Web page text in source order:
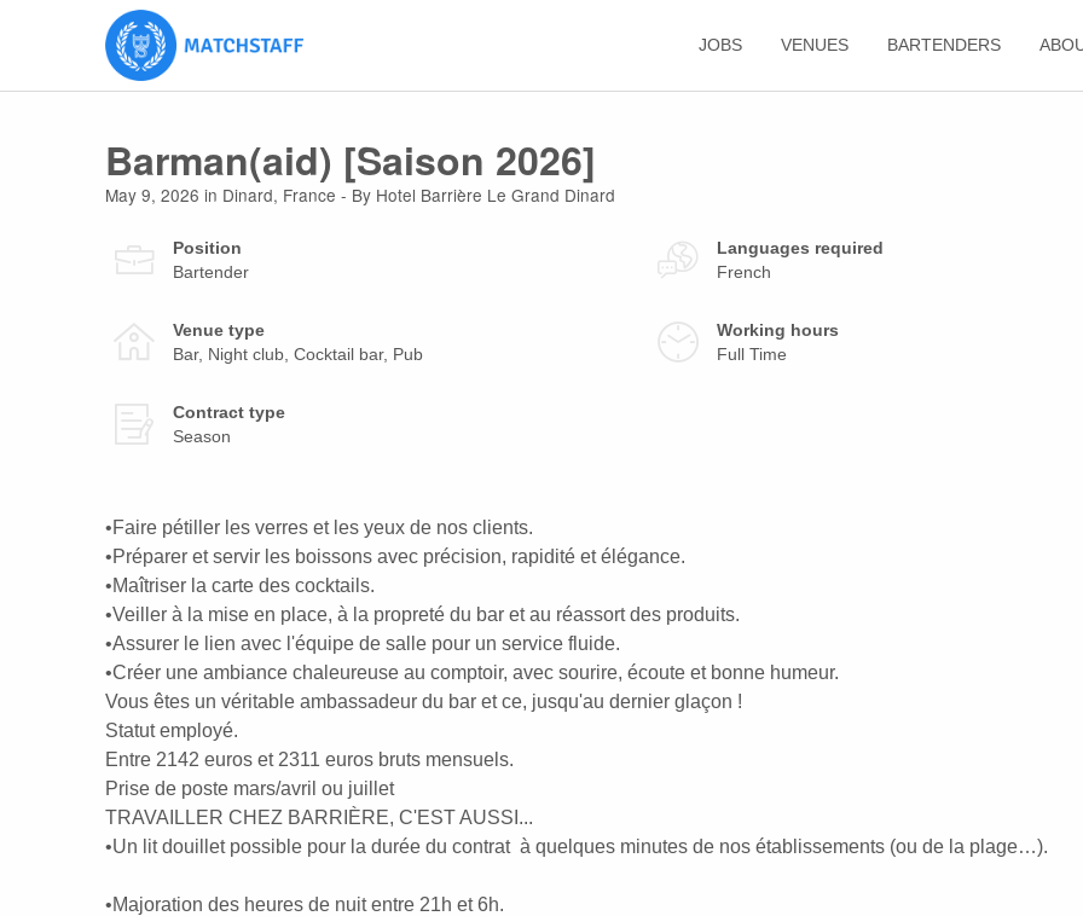
JOBS VENUES BARTENDERS
Barman(aid) [Saison 2026]
May 9, 2026 in Dinard, France - By Hotel Barrière Le Grand Dinard
Position
Bartender
Languages required
French
Venue type
Bar, Night club, Cocktail bar, Pub
Working hours
Full Time
Contract type
Season
•Faire pétiller les verres et les yeux de nos clients.
•Préparer et servir les boissons avec précision, rapidité et élégance.
•Maîtriser la carte des cocktails.
•Veiller à la mise en place, à la propreté du bar et au réassort des produits.
•Assurer le lien avec l'équipe de salle pour un service fluide.
•Créer une ambiance chaleureuse au comptoir, avec sourire, écoute et bonne humeur.
Vous êtes un véritable ambassadeur du bar et ce, jusqu'au dernier glaçon !
Statut employé.
Entre 2142 euros et 2311 euros bruts mensuels.
Prise de poste mars/avril ou juillet
TRAVAILLER CHEZ BARRIÈRE, C'EST AUSSI...
•Un lit douillet possible pour la durée du contrat à quelques minutes de nos établissements (ou de la plage…).
•Majoration des heures de nuit entre 21h et 6h.